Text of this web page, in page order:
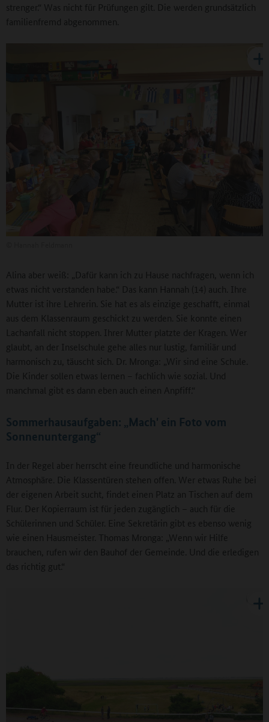
strenger.“ Was nicht für Prüfungen gilt. Die werden grundsätzlich
familienfremd abgenommen.
Alina aber weiß: „Dafür kann ich zu Hause nachfragen, wenn ich
etwas nicht verstanden habe.“ Das kann Hannah (14) auch. Ihre
Mutter ist ihre Lehrerin. Sie hat es als einzige geschafft, einmal
aus dem Klassenraum geschickt zu werden. Sie konnte einen
Lachanfall nicht stoppen. Ihrer Mutter platzte der Kragen. Wer
glaubt, an der Inselschule gehe alles nur lustig, familiär und
harmonisch zu, täuscht sich. Dr. Mronga: „Wir sind eine Schule.
Die Kinder sollen etwas lernen – fachlich wie sozial. Und
manchmal gibt es dann eben auch einen Anpfiff.“
Sommerhausaufgaben: „Mach' ein Foto vom
Sonnenuntergang“
In der Regel aber herrscht eine freundliche und harmonische
Atmosphäre. Die Klassentüren stehen offen. Wer etwas Ruhe bei
der eigenen Arbeit sucht, findet einen Platz an Tischen auf dem
Flur. Der Kopierraum ist für jeden zugänglich – auch für die
Schülerinnen und Schüler. Eine Sekretärin gibt es ebenso wenig
wie einen Hausmeister. Thomas Mronga: „Wenn wir Hilfe
brauchen, rufen wir den Bauhof der Gemeinde. Und die erledigen
das richtig gut.“